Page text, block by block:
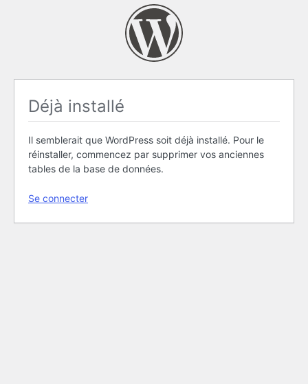
Déjà installé
Il semblerait que WordPress soit déjà installé. Pour le
réinstaller, commencez par supprimer vos anciennes
tables de la base de données.
Se connecter